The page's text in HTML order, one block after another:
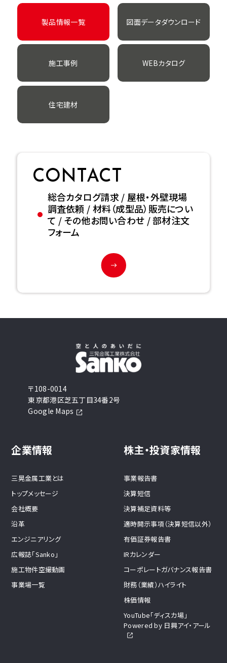
製品情報一覧 図面データダウンロード
施工事例 WEBカタログ
住宅建材
CONTACT
総合カタログ請求 / 屋根・外壁現場
調査依頼 / 材料（成型品）販売につい
て / その他お問い合わせ / 部材注文
フォーム
〒108-0014
東京都港区芝五丁目34番2号
Google Maps
企業情報
三晃金属工業とは
トップメッセージ
会社概要
沿革
エンジニアリング
広報誌「Sanko」
施工物件空撮動画
事業場一覧
株主・投資家情報
事業報告書
決算短信
決算補足資料等
適時開示事項（決算短信以外）
有価証券報告書
IRカレンダー
コーポレートガバナンス報告書
財務（業績）ハイライト
株価情報
YouTube「ディスカ場」
Powered by 日興アイ・アール